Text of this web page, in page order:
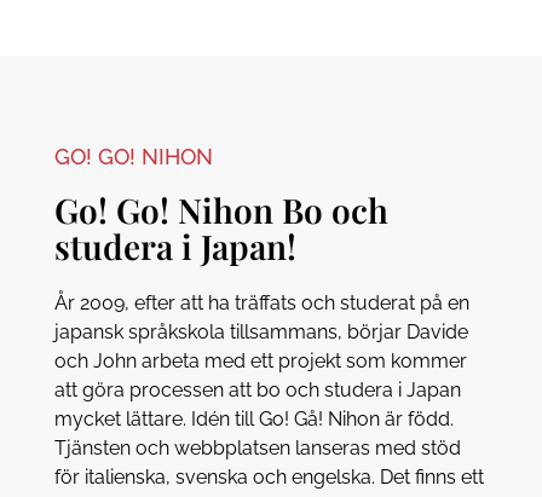
GO! GO! NIHON
Go! Go! Nihon Bo och
studera i Japan!
År 2009, efter att ha träffats och studerat på en
japansk språkskola tillsammans, börjar Davide
och John arbeta med ett projekt som kommer
att göra processen att bo och studera i Japan
mycket lättare. Idén till Go! Gå! Nihon är född.
Tjänsten och webbplatsen lanseras med stöd
för italienska, svenska och engelska. Det finns ett